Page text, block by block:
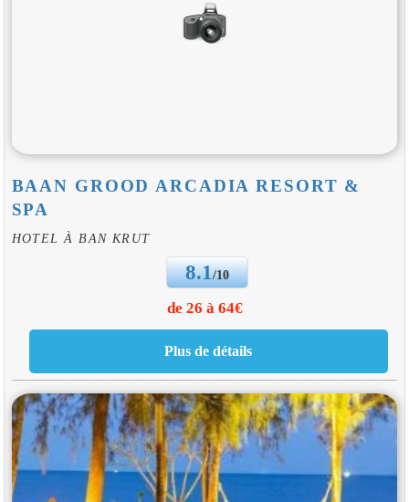
BAAN GROOD ARCADIA RESORT &
SPA
HOTEL À BAN KRUT
8.1/10
de 26 à 64€